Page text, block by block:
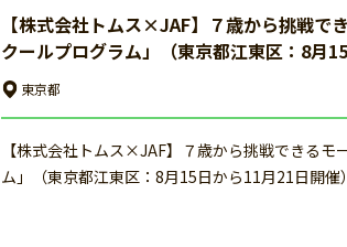
【株式会社トムス×JAF】７歳から挑戦で
クールプログラム」（東京都江東区：8月
東京都
【株式会社トムス×JAF】７歳から挑戦できる
ム」（東京都江東区：8月15日から11月21日開催）